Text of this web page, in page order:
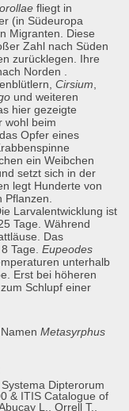
fliegt in
(in Südeuropa
Migranten. Diese
Zahl nach Süden
zurücklegen. Ihre
Norden .
Cirsium
und weiteren
hier gezeigte
wohl beim
Opfer eines
ein Weibchen
setzt sich in der
legt Hunderte von
Larvalentwicklung ist
Tage. Während
Das
Tage. Eupeodes
unterhalb
Erst bei höheren
Schlupf einer
Metasyrphus
Dipterorum
& ITIS Catalogue of
L., Orrell T.,